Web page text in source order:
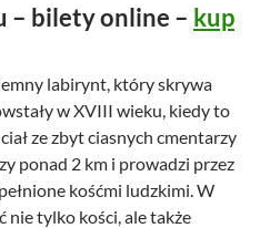
– bilety online – kup
labirynt, który skrywa
w XVIII wieku, kiedy to
ze zbyt ciasnych cmentarzy
ponad 2 km i prowadzi przez
kośćmi ludzkimi. W
nie tylko kości, ale także